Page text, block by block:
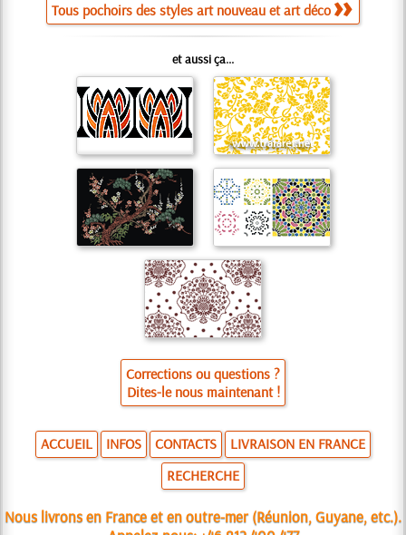
Tous pochoirs des styles art nouveau et art déco
et aussi ça...
Corrections ou questions ?
Dites-le nous maintenant !
ACCUEIL INFOS CONTACTS
LIVRAISON EN FRANCE
RECHERCHE
Nous livrons en France et en outre-mer (Réunion, Guyane, etc.).